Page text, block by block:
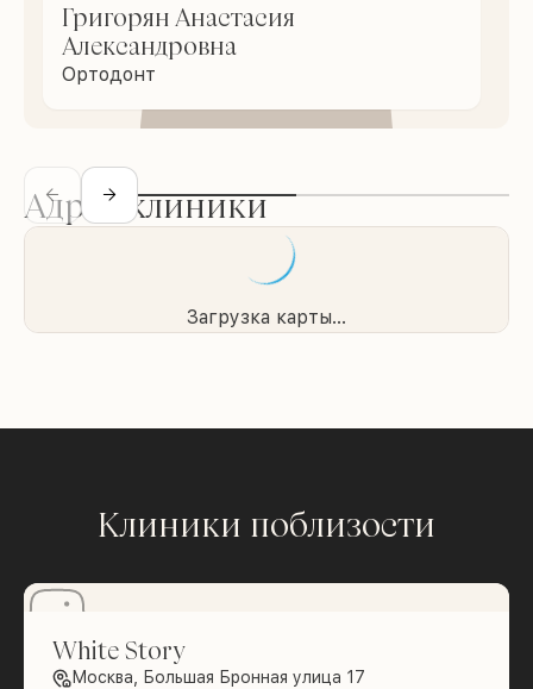
Григорян Анастасия
Александровна
Ортодонт
Адрес клиники
Загрузка карты...
Клиники поблизости
White Story
Москва, Большая Бронная улица 17